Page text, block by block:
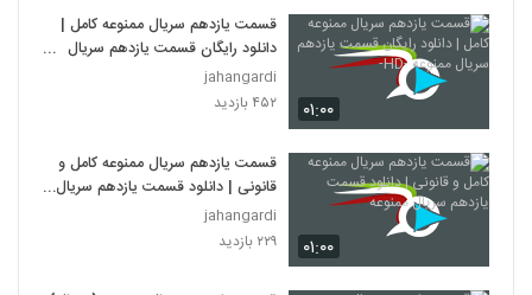
۰۱:۰۰
قسمت یازدهم سریال ممنوعه کامل |
دانلود رایگان قسمت یازدهم سریال
ممنوعه -HD-
jahangardi
۴۵۲ بازدید
۰۱:۰۰
قسمت یازدهم سریال ممنوعه کامل و
قانونی | دانلود قسمت یازدهم سریال
ممنوعه
jahangardi
۲۲۹ بازدید